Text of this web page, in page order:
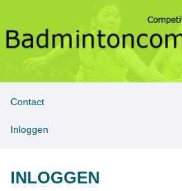
Contact
Inloggen
INLOGGEN